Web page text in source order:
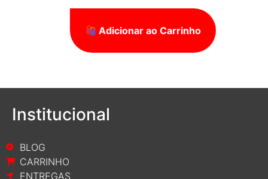
Adicionar ao Carrinho
Institucional
BLOG
CARRINHO
ENTREGAS